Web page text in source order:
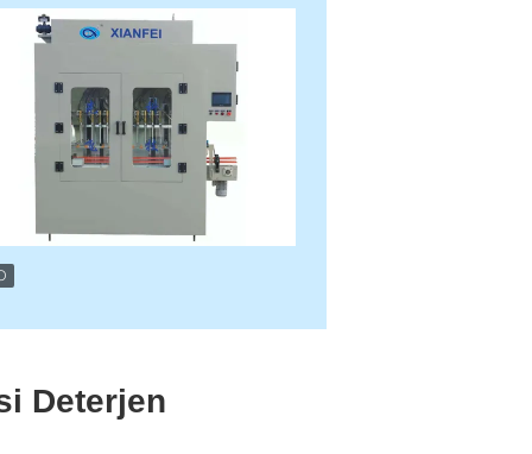
Deterjen